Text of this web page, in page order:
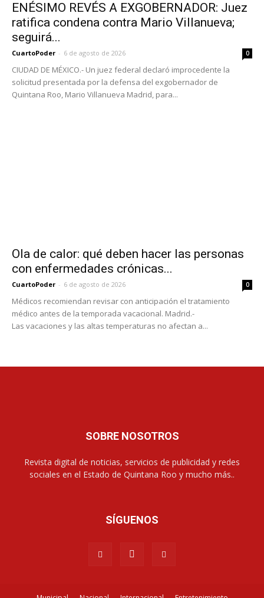
ENÉSIMO REVÉS A EXGOBERNADOR: Juez
ratifica condena contra Mario Villanueva;
seguirá...
CuartoPoder - 6 de agosto de 2026 0
CIUDAD DE MÉXICO.- Un juez federal declaró improcedente la
solicitud presentada por la defensa del exgobernador de
Quintana Roo, Mario Villanueva Madrid, para...
Ola de calor: qué deben hacer las personas
con enfermedades crónicas...
CuartoPoder - 6 de agosto de 2026 0
Médicos recomiendan revisar con anticipación el tratamiento
médico antes de la temporada vacacional. Madrid.-
Las vacaciones y las altas temperaturas no afectan a...
SOBRE NOSOTROS
Revista digital de noticias, servicios de publicidad y redes
sociales en el Estado de Quintana Roo y mucho más..
SÍGUENOS